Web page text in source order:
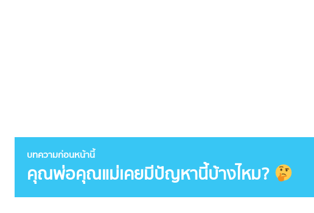
บทความก่อนหน้านี้
คุณพ่อคุณแม่เคยมีปัญหานี้บ้างไหม?